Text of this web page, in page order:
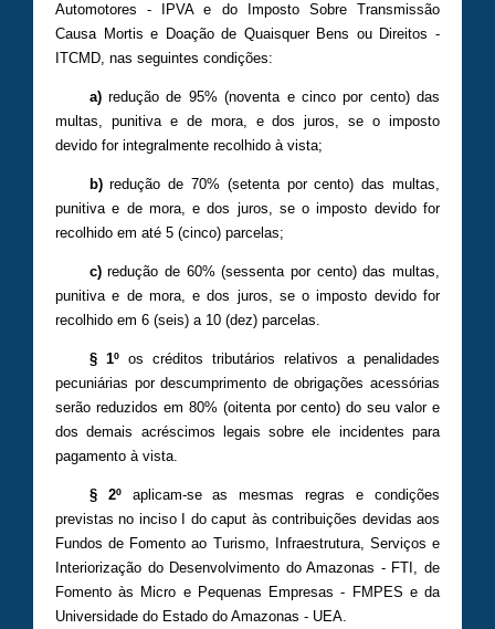
Automotores - IPVA e do Imposto Sobre Transmissão
Causa Mortis e Doação de Quaisquer Bens ou Direitos -
ITCMD, nas seguintes condições:
a)redução de 95% (noventa e cinco por cento) das
multas, punitiva e de mora, e dos juros, se o imposto
devido for integralmente recolhido à vista;
b)redução de 70% (setenta por cento) das multas,
punitiva e de mora, e dos juros, se o imposto devido for
recolhido em até 5 (cinco) parcelas;
c)redução de 60% (sessenta por cento) das multas,
punitiva e de mora, e dos juros, se o imposto devido for
recolhido em 6 (seis) a 10 (dez) parcelas.
§ 1ºos créditos tributários relativos a penalidades
pecuniárias por descumprimento de obrigações acessórias
serão reduzidos em 80% (oitenta por cento) do seu valor e
dos demais acréscimos legais sobre ele incidentes para
pagamento à vista.
§ 2ºaplicam-se as mesmas regras e condições
previstas no inciso I do caput às contribuições devidas aos
Fundos de Fomento ao Turismo, Infraestrutura, Serviços e
Interiorização do Desenvolvimento do Amazonas - FTI, de
Fomento às Micro e Pequenas Empresas - FMPES e da
Universidade do Estado do Amazonas - UEA.